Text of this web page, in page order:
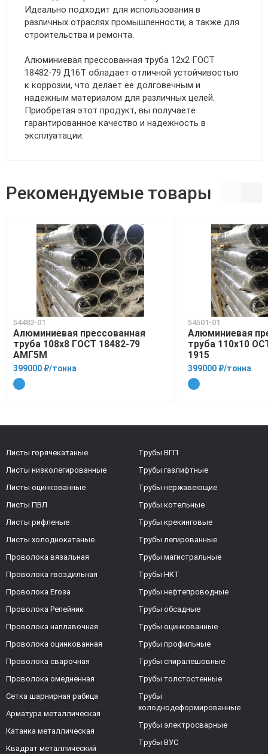
Идеально подходит для использования в
различных отраслях промышленности, а также для
строительства и ремонта.
Алюминиевая прессованная труба 12х2 ГОСТ
18482-79 Д16Т обладает отличной устойчивостью
к коррозии, что делает ее долговечным и
надежным материалом для различных целей.
Приобретая этот продукт, вы получаете
гарантированное качество и надежность в
эксплуатации.
Рекомендуемые товары
54482-01
Алюминиевая прессованная
труба 108х8 ГОСТ 18482-79
АМГ5М
399000 ₽/тонна
54501-01
Алюминиевая
труба 110х10
1915
399000 ₽/тонна
Листы горячекатаные
Листы низколегированные
Листы оцинкованные
Листы ПВЛ
Листы рифленые
Листы холоднокатаные
Проволока вязальная
Проволока гвоздильная
Проволока Егоза
Проволока Репейник
Проволока наплавочная
Проволока оцинкованная
Проволока сварочная
Проволока омедненная
Сетка шарнирная рабица
Арматура металлическая
Катанка металлическая
Квадрат металлический
Трубы ВГП
Трубы газлифтные
Трубы нержавеющие
Трубы котельные
Трубы крекинговые
Трубы легированные
Трубы магистральные
Трубы НКТ
Трубы нефтепроводные
Трубы обсадные
Трубы оцинкованные
Трубы профильные
Трубы спиралешовные
Трубы толстостенные
Трубы
холоднодеформированные
Трубы электросварные
Трубы ВУС